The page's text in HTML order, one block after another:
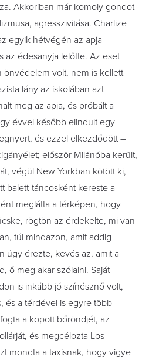
Akkoriban már komoly gondot
agresszivitása. Charlize
egyik hétvégén az apja
az édesanyja lelőtte. Az eset
volt, nem is kellett
lány az iskolában azt
meg az apja, és próbált a
évvel később elindult egy
és ezzel elkezdődött –
először Milánóba került,
végül New Yorkban kötött ki,
balett-táncosként kereste a
meglátta a térképen, hogy
rögtön az érdekelte, mi van
túl mindazon, amit addig
úgy érezte, kevés az, amit a
ő meg akar szólalni. Saját
is inkább jó színésznő volt,
és a térdével is egyre több
a kopott bőröndjét, az
és megcélozta Los
mondta a taxisnak, hogy vigye